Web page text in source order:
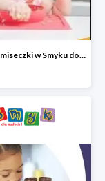
Talerzyki i miseczki w Smyku do -35%